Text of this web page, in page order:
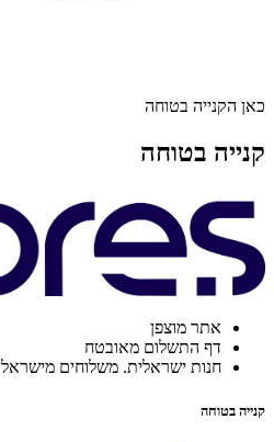
כאן הקנייה בטוחה
קנייה בטוחה
אתר מוצפן
דף התשלום מאובטח
חנות ישראלית. משלוחים מישראל
קנייה בטוחה